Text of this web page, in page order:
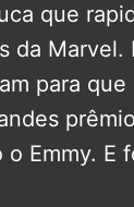
que
da Marvel.
para que
o Emmy. E